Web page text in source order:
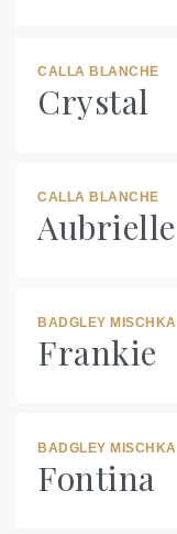
CALLA BLANCHE
Crystal
CALLA BLANCHE
Aubrielle
BADGLEY MISCHKA
Frankie
BADGLEY MISCHKA
Fontina